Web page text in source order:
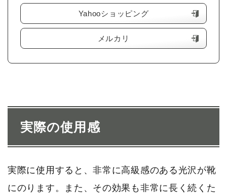
Yahooショッピング
メルカリ
実際の使用感
実際に使用すると、非常に高級感のある光沢が靴
にのります。また、その効果も非常に長く続くた